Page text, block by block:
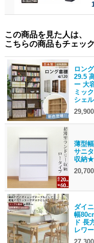
この商品を見た人は、
こちらの商品もチェッ
ロン
29.5
ー 大
ミッ
シェ
薄型
サニ
収納
ダイ
幅
ド 長
レワ